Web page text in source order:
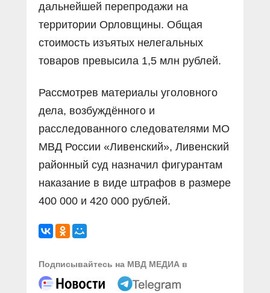
дальнейшей перепродажи на
территории Орловщины. Общая
стоимость изъятых нелегальных
товаров превысила 1,5 млн рублей.
Рассмотрев материалы уголовного
дела, возбуждённого и
расследованного следователями МО
МВД России «Ливенский», Ливенский
районный суд назначил фигурантам
наказание в виде штрафов в размере
400 000 и 420 000 рублей.
Подписывайтесь на МВД МЕДИА в